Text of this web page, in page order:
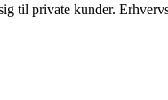
til private kunder.